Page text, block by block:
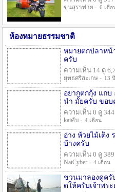
ขุนสุราพ่าย - 6 เดือ
ห้องหมายธรรมชาติ
หมายตกปลาหน้
ครับ
ความเห็น 14 ดู
ยุทธศรีสะเกษ - 13 ปี
อยากตกกุ้ง แถ
นำ มั้ยครับ ขอ
ความเห็น 0 ดู 344
kaiคับ - 4 เดือน
อ่าง ห้วยไม้เต็ง
บ้างครับ
ความเห็น 0 ดู 389
NatCyber - 4 เดือน
ชวนมาลองดูครั
ดให้ครับเจ้าพร